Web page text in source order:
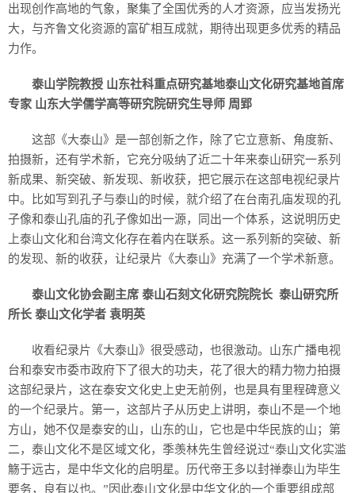
出现创作高地的气象，聚集了全国优秀的人才资源，应当发扬光
大，与齐鲁文化资源的富矿相互成就，期待出现更多优秀的精品
力作。
泰山学院教授 山东社科重点研究基地泰山文化研究基地首席
专家 山东大学儒学高等研究院研究生导师 周郢
这部《大泰山》是一部创新之作，除了它立意新、角度新、
拍摄新，还有学术新，它充分吸纳了近二十年来泰山研究一系列
新成果、新突破、新发现、新收获，把它展示在这部电视纪录片
中。比如写到孔子与泰山的时候，就介绍了在台南孔庙发现的孔
子像和泰山孔庙的孔子像如出一源，同出一个体系，这说明历史
上泰山文化和台湾文化存在着内在联系。这一系列新的突破、新
的发现、新的收获，让纪录片《大泰山》充满了一个学术新意。
泰山文化协会副主席 泰山石刻文化研究院院长 泰山研究所
所长 泰山文化学者 袁明英
收看纪录片《大泰山》很受感动，也很激动。山东广播电视
台和泰安市委市政府下了很大的功夫，花了很大的精力物力拍摄
这部纪录片，这在泰安文化史上史无前例，也是具有里程碑意义
的一个纪录片。第一，这部片子从历史上讲明，泰山不是一个地
方山，她不仅是泰安的山，山东的山，它也是中华民族的山；第
二，泰山文化不是区域文化，季羡林先生曾经说过“泰山文化实滥
觞于远古，是中华文化的启明星。历代帝王多以封禅泰山为毕生
要务，良有以也。”因此泰山文化是中华文化的一个重要组成部